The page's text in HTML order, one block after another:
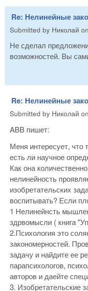
Re: Нелинейные
Submitted by Николай on
Не сделал
возможностей. Вы
Re: Нелинейные
Submitted by Николай on
ABB пишет:
Меня интересует, что
есть ли научное
Как она
нелинейность
изобретательских
воспитывать? Если
1 Нелинейнсть
здрвомысли ( книга
2.Психология это
закономерностей.
задачу и найдите ее
парапсихологов,
авторов и даейте
3. Изобретательские